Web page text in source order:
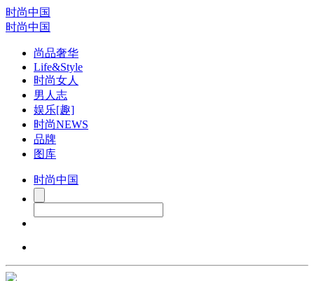
时尚中国
时尚中国
尚品奢华
Life&Style
时尚女人
男人志
娱乐[趣]
时尚NEWS
品牌
图库
时尚中国